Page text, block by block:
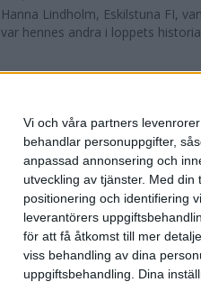
Vi och våra partners
behandlar personuppgifter,
anpassad annonsering och
utveckling av tjänster. Med din
positionering och identifiering
leverantörers
för att få åtkomst till mer
viss behandling av dina
uppgiftsbehandling. Dina
Hanna Lindholm, Eskilstuna FI,
var hennes andra i loppets
Snabbaste segertiden
Stockholm Halvmaraton
30 aug 2025
Ett slutsålt och rekordstort
nästintill perfekt löparväder. 18
var 19,866 löpare anmälda,
Löparna viktiga när
26 aug 2025